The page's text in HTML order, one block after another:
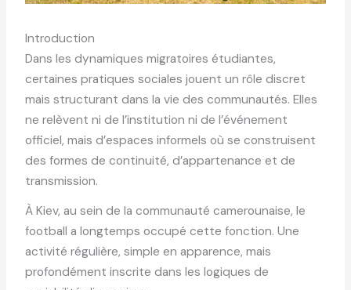
Introduction
Dans les dynamiques migratoires étudiantes,
certaines pratiques sociales jouent un rôle discret
mais structurant dans la vie des communautés. Elles
ne relèvent ni de l’institution ni de l’événement
officiel, mais d’espaces informels où se construisent
des formes de continuité, d’appartenance et de
transmission.
À Kiev, au sein de la communauté camerounaise, le
football a longtemps occupé cette fonction. Une
activité régulière, simple en apparence, mais
profondément inscrite dans les logiques de